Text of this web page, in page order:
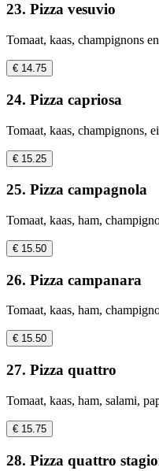
23. Pizza vesuvio
Tomaat, kaas, champignons
€ 14.75
24. Pizza capriosa
Tomaat, kaas, champignons,
€ 15.25
25. Pizza campagnola
Tomaat, kaas, ham,
€ 15.50
26. Pizza campanara
Tomaat, kaas, ham,
€ 15.50
27. Pizza quattro
Tomaat, kaas, ham, salami,
€ 15.75
28. Pizza quattro